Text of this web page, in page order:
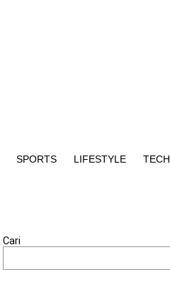
SPORTS LIFESTYLE TECH
Cari